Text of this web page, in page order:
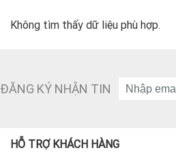
Không tìm thấy dữ liệu phù hợp.
ĐĂNG KÝ NHẬN TIN
HỖ TRỢ KHÁCH HÀNG